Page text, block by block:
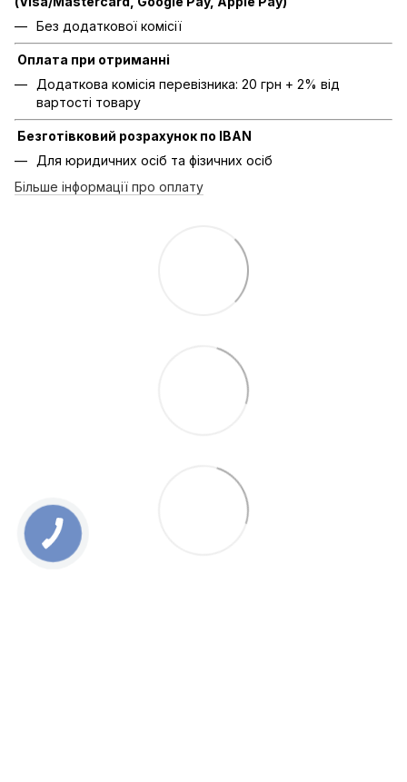
Без додаткової комісії
Оплата при отриманні
Додаткова комісія перевізника: 20 грн + 2% від
вартості товару
Безготівковий розрахунок по IBAN
Для юридичних осіб та фізичних осіб
Більше інформації про оплату